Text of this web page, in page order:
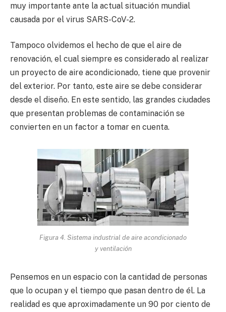
muy importante ante la actual situación mundial
causada por el virus SARS-CoV-2.
Tampoco olvidemos el hecho de que el aire de
renovación, el cual siempre es considerado al realizar
un proyecto de aire acondicionado, tiene que provenir
del exterior. Por tanto, este aire se debe considerar
desde el diseño. En este sentido, las grandes ciudades
que presentan problemas de contaminación se
convierten en un factor a tomar en cuenta.
Figura 4. Sistema industrial de aire acondicionado
y ventilación
Pensemos en un espacio con la cantidad de personas
que lo ocupan y el tiempo que pasan dentro de él. La
realidad es que aproximadamente un 90 por ciento de